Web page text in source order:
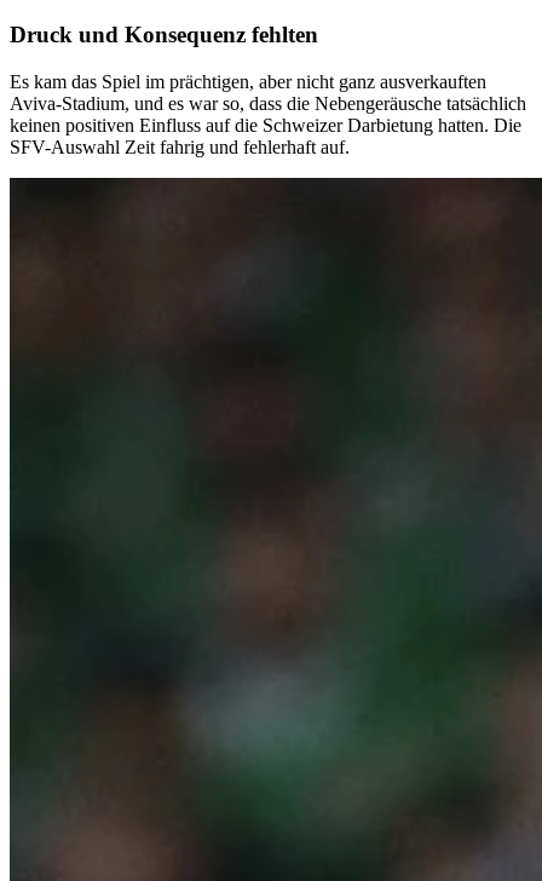
Druck und Konsequenz fehlten
Es kam das Spiel im prächtigen, aber nicht ganz ausverkauften
Aviva-Stadium, und es war so, dass die Nebengeräusche tatsächlich
keinen positiven Einfluss auf die Schweizer Darbietung hatten. Die
SFV-Auswahl Zeit fahrig und fehlerhaft auf.